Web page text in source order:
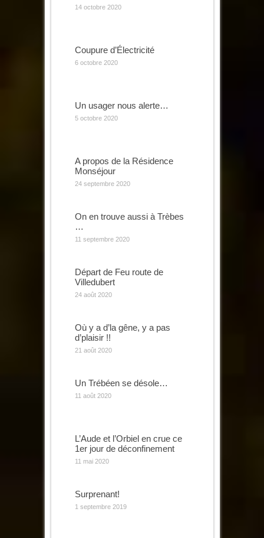
14 octobre 2020
Coupure d’Électricité
6 octobre 2020
Un usager nous alerte…
5 octobre 2020
A propos de la Résidence
Monséjour
24 septembre 2020
On en trouve aussi à Trèbes
…
11 septembre 2020
Départ de Feu route de
Villedubert
24 août 2020
Où y a d’la gêne, y a pas
d’plaisir !!
21 août 2020
Un Trébéen se désole…
11 août 2020
L’Aude et l’Orbiel en crue ce
1er jour de déconfinement
11 mai 2020
Surprenant!
1 septembre 2019